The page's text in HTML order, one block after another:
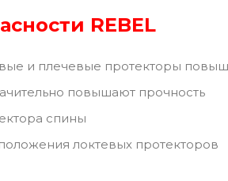
REBEL
и плечевые протекторы
повышают прочность
спины
локтевых протекторов